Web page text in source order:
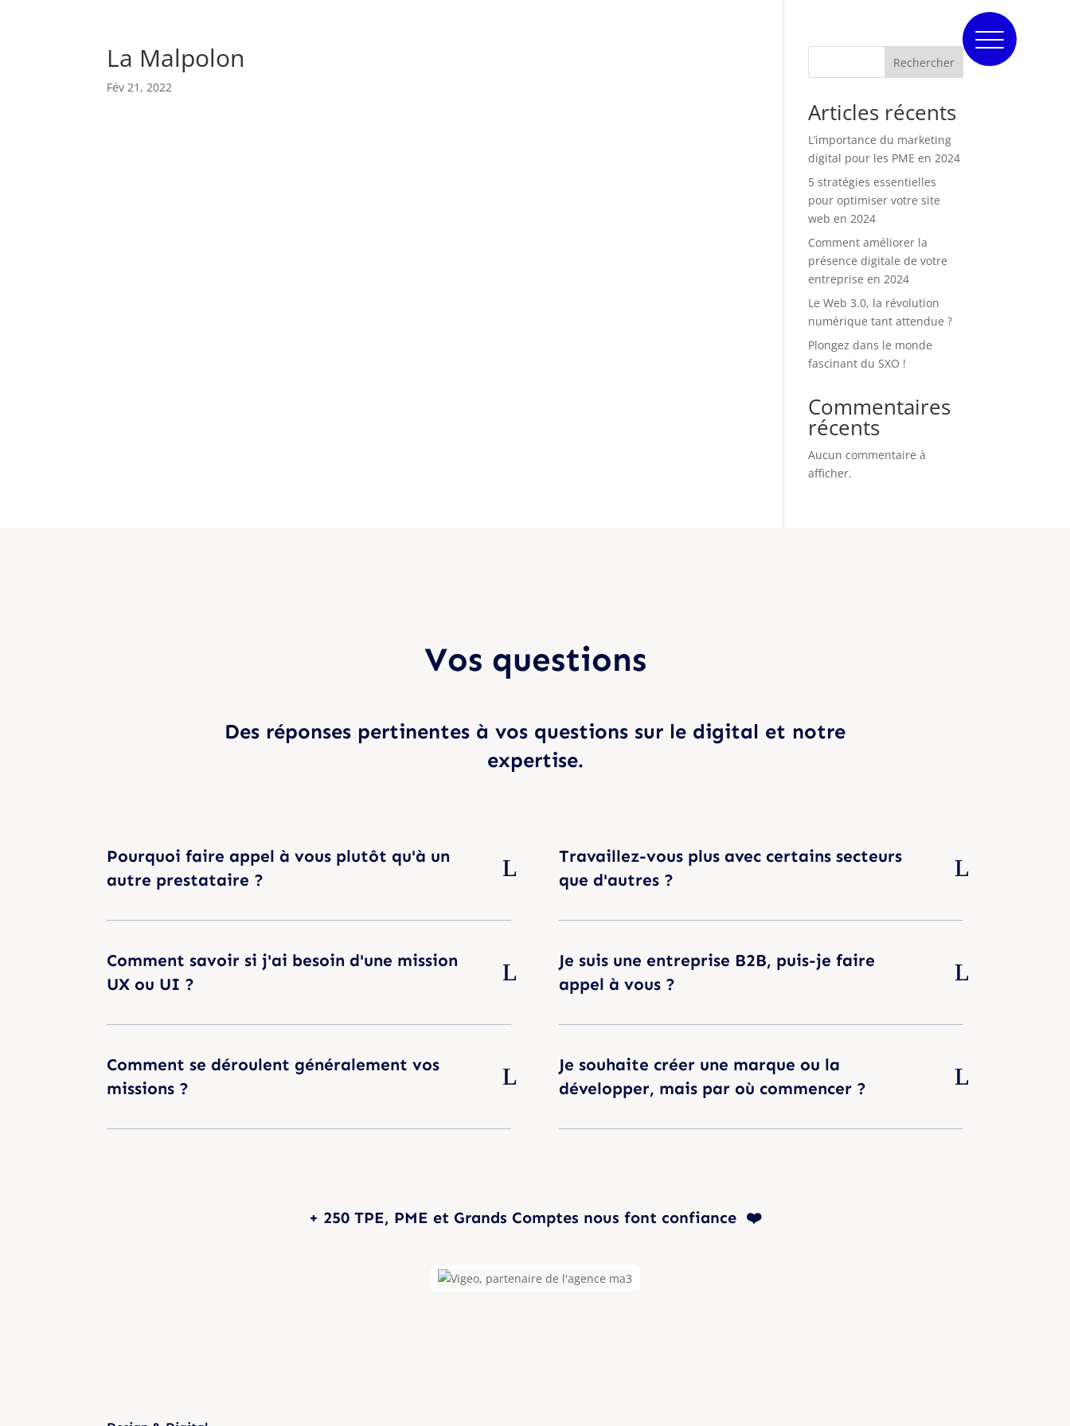
La Malpolon
Fév 21, 2022
Rechercher
Articles récents
L’importance du marketing
digital pour les PME en 2024
5 stratégies essentielles
pour optimiser votre site
web en 2024
Comment améliorer la
présence digitale de votre
entreprise en 2024
Le Web 3.0, la révolution
numérique tant attendue ?
Plongez dans le monde
fascinant du SXO !
Commentaires
récents
Aucun commentaire à
afficher.
  Vos questions
Des réponses pertinentes à vos questions sur le digital et notre
expertise.
Pourquoi faire appel à vous plutôt qu'à un
autre prestataire ?
Comment savoir si j'ai besoin d'une mission
UX ou UI ?
Comment se déroulent généralement vos
missions ?
Travaillez-vous plus avec certains secteurs
que d'autres ?
Je suis une entreprise B2B, puis-je faire
appel à vous ?
Je souhaite créer une marque ou la
développer, mais par où commencer ?
+ 250 TPE, PME et Grands Comptes nous font confiance ❤️